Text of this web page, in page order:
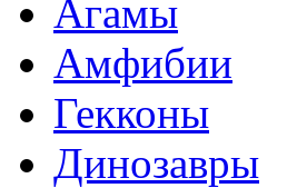
Агамы
Амфибии
Гекконы
Динозавры